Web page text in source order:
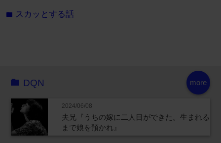
folder スカッとする話
more
DQN
2024/06/08
夫兄『うちの嫁に二人目ができた。生まれる
まで娘を預かれ』